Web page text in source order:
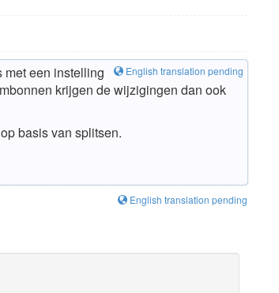
English translation pending
met een instelling
krijgen de wijzigingen dan ook
basis van splitsen.
English translation pending